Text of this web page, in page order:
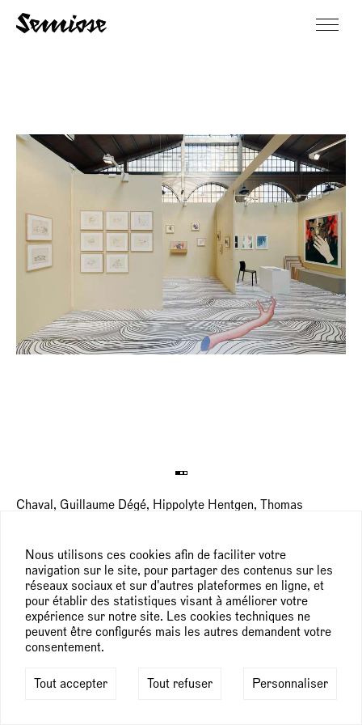
Nous utilisons ces cookies afin de faciliter votre
navigation sur le site, pour partager des contenus sur les
réseaux sociaux et sur d'autres plateformes en ligne, et
pour établir des statistiques visant à améliorer votre
expérience sur notre site. Les cookies techniques ne
peuvent être configurés mais les autres demandent votre
consentement.
Tout accepter Tout refuser Personnaliser
Chaval, Guillaume Dégé, Hippolyte Hentgen, Thomas
28 — 31 mars 2019